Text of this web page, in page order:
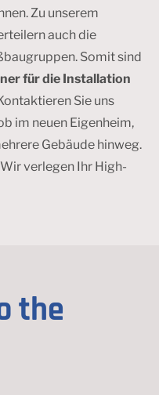
Zu unserem
auch die
Somit sind
für die Installation
Sie uns
im neuen Eigenheim,
Gebäude hinweg.
verlegen Ihr High-
the